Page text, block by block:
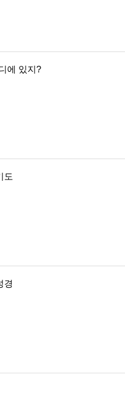
에 있지?
도
경